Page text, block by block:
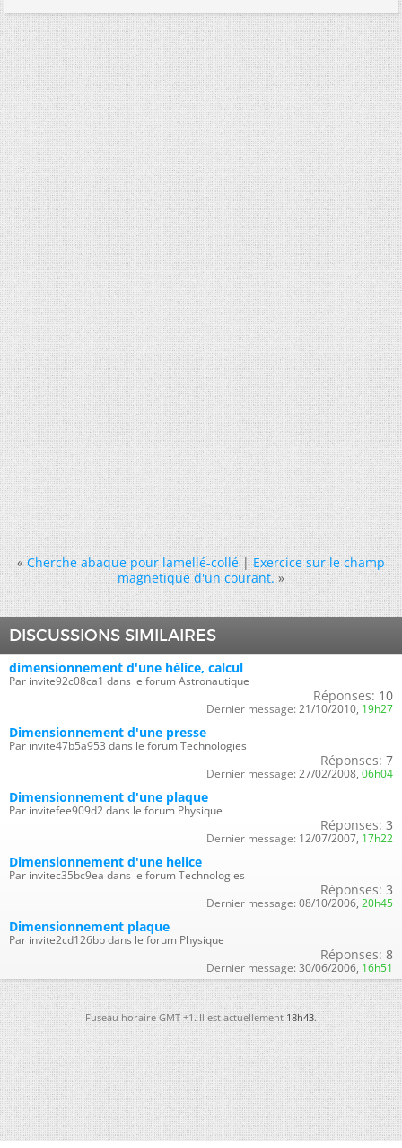
« Cherche abaque pour lamellé-collé|Exercice sur le champ
magnetique d'un courant. »
DISCUSSIONS SIMILAIRES
dimensionnement d'une hélice, calcul
Par invite92c08ca1 dans le forum Astronautique
Réponses: 10
Dernier message: 21/10/2010, 19h27
Dimensionnement d'une presse
Par invite47b5a953 dans le forum Technologies
Réponses: 7
Dernier message: 27/02/2008, 06h04
Dimensionnement d'une plaque
Par invitefee909d2 dans le forum Physique
Réponses: 3
Dernier message: 12/07/2007, 17h22
Dimensionnement d'une helice
Par invitec35bc9ea dans le forum Technologies
Réponses: 3
Dernier message: 08/10/2006, 20h45
Dimensionnement plaque
Par invite2cd126bb dans le forum Physique
Réponses: 8
Dernier message: 30/06/2006, 16h51
Fuseau horaire GMT +1. Il est actuellement18h43.